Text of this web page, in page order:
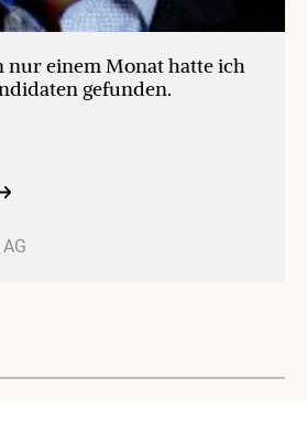
nur einem Monat hatte ich
gefunden.